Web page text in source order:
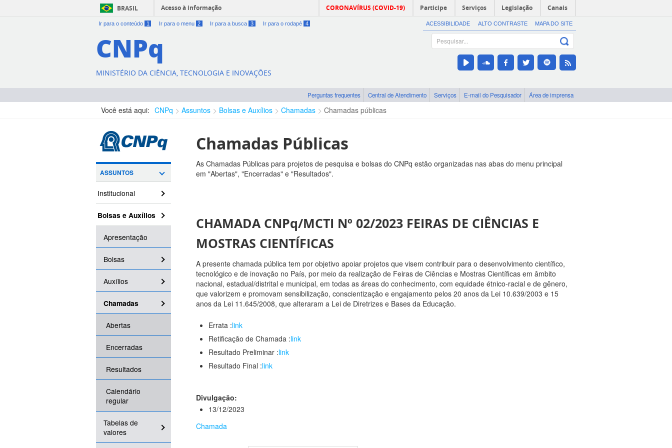
BRASIL Acesso à informação CORONAVÍRUS (COVID-19) Participe Serviços Legislação Canais
Ir para o conteúdo 1 Ir para o menu 2 Ir para a busca 3 Ir para o rodapé 4 ACESSIBILIDADE ALTO CONTRASTE MAPA DO SITE
CNPq
MINISTÉRIO DA CIÊNCIA, TECNOLOGIA E INOVAÇÕES
Perguntas frequentes Central de Atendimento Serviços E-mail do Pesquisador Área de imprensa
Você está aqui: CNPq Assuntos Bolsas e Auxílios Chamadas Chamadas públicas
ASSUNTOS
Institucional
Bolsas e Auxílios
Apresentação
Bolsas
Auxílios
Chamadas
Abertas
Encerradas
Resultados
Calendário
regular
Tabelas de
valores
Chamadas Públicas
As Chamadas Públicas para projetos de pesquisa e bolsas do CNPq estão organizadas nas abas do menu principal
em "Abertas", "Encerradas" e "Resultados".
CHAMADA CNPq/MCTI Nº 02/2023 FEIRAS DE CIÊNCIAS E
MOSTRAS CIENTÍFICAS
A presente chamada pública tem por objetivo apoiar projetos que visem contribuir para o desenvolvimento científico,
tecnológico e de inovação no País, por meio da realização de Feiras de Ciências e Mostras Científicas em âmbito
nacional, estadual/distrital e municipal, em todas as áreas do conhecimento, com equidade étnico-racial e de gênero,
que valorizem e promovam sensibilização, conscientização e engajamento pelos 20 anos da Lei 10.639/2003 e 15
anos da Lei 11.645/2008, que alteraram a Lei de Diretrizes e Bases da Educação.
Errata :link
Retificação de Chamada :link
Resultado Preliminar :link
Resultado Final :link
Divulgação:
13/12/2023
Chamada